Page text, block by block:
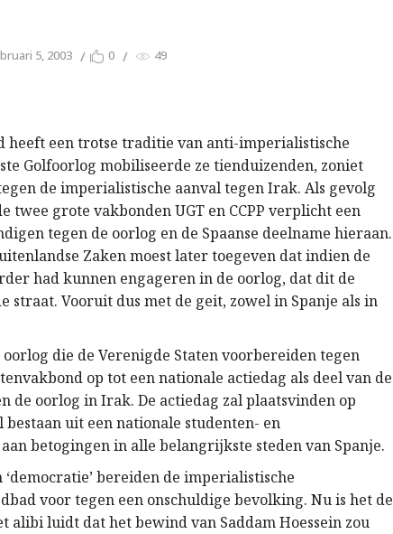
5, 2003 0 49
heeft een trotse traditie van anti-imperialistische
Golfoorlog mobiliseerde ze tienduizenden, zoniet
de imperialistische aanval tegen Irak. Als gevolg
twee grote vakbonden UGT en CCPP verplicht een
tegen de oorlog en de Spaanse deelname hieraan.
Zaken moest later toegeven dat indien de
had kunnen engageren in de oorlog, dat dit de
straat. Vooruit dus met de geit, zowel in Spanje als in
die de Verenigde Staten voorbereiden tegen
op tot een nationale actiedag als deel van de
de oorlog in Irak. De actiedag zal plaatsvinden op
uit een nationale studenten- en
betogingen in alle belangrijkste steden van Spanje.
‘democratie’ bereiden de imperialistische
voor tegen een onschuldige bevolking. Nu is het de
alibi luidt dat het bewind van Saddam Hoessein zou